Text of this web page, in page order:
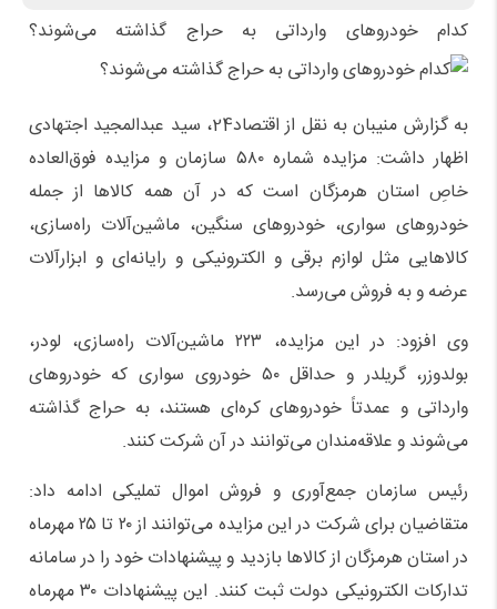
کدام خودروهای وارداتی به حراج گذاشته می‌شوند؟
به گزارش منیبان به نقل از اقتصاد24، سید عبدالمجید اجتهادی
اظهار داشت: مزایده شماره ۵۸۰ سازمان و مزایده فوق‌العاده
خاصِ استان هرمزگان است که در آن همه کالاها از جمله
خودروهای سواری، خودروهای سنگین، ماشین‌آلات راه‌سازی،
کالاهایی مثل لوازم برقی و الکترونیکی و رایانه‌ای و ابزارآلات
عرضه و به فروش می‌رسد.
وی افزود: در این مزایده، ۲۲۳ ماشین‌آلات راه‌سازی، لودر،
بولدوزر، گریلدر و حداقل ۵۰ خودروی سواری که خودروهای
وارداتی و عمدتاً خودروهای کره‌ای هستند، به حراج گذاشته
می‌شوند و علاقه‌مندان می‌توانند در آن شرکت کنند.
رئیس سازمان جمع‌آوری و فروش اموال تملیکی ادامه داد:
متقاضیان برای شرکت در این مزایده می‌توانند از ۲۰ تا ۲۵ مهرماه
در استان هرمزگان از کالاها بازدید و پیشنهادات خود را در سامانه
تدارکات الکترونیکی دولت ثبت کنند. این پیشنهادات ۳۰ مهرماه